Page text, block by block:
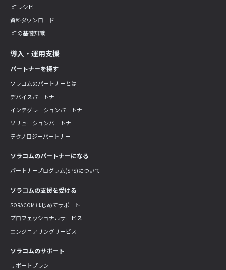
IoT レシピ
資料ダウンロード
IoT の基礎知識
導入・運用支援
パートナーを探す
ソラコムのパートナーとは
デバイスパートナー
インテグレーションパートナー
ソリューションパートナー
テクノロジーパートナー
ソラコムのパートナーになる
パートナープログラム(SPS)について
ソラコムの支援を受ける
SORACOM はじめてサポート
プロフェッショナルサービス
エンジニアリングサービス
ソラコムのサポート
サポートプラン